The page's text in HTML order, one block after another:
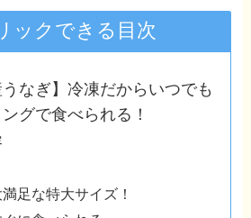
ックできる目次
うなぎ】冷凍だからいつでも
グで食べられる！
足な特大サイズ！